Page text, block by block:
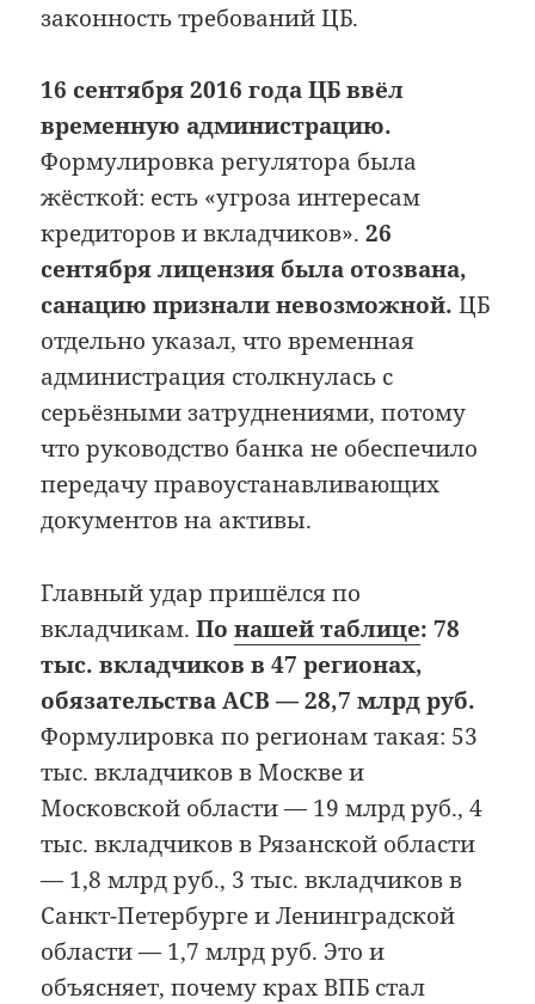
законность требований ЦБ.
16 сентября 2016 года ЦБ ввёл
временную администрацию.
Формулировка регулятора была
жёсткой: есть «угроза интересам
кредиторов и вкладчиков».26
сентября лицензия была отозвана,
санацию признали невозможной. ЦБ
отдельно указал, что временная
администрация столкнулась с
серьёзными затруднениями, потому
что руководство банка не обеспечило
передачу правоустанавливающих
документов на активы.
Главный удар пришёлся по
вкладчикам.Понашей таблице: 78
тыс. вкладчиков в 47 регионах,
обязательства АСВ — 28,7 млрд руб.
Формулировка по регионам такая: 53
тыс. вкладчиков в Москве и
Московской области — 19 млрд руб., 4
тыс. вкладчиков в Рязанской области
— 1,8 млрд руб., 3 тыс. вкладчиков в
Санкт-Петербурге и Ленинградской
области — 1,7 млрд руб. Это и
объясняет, почему крах ВПБ стал